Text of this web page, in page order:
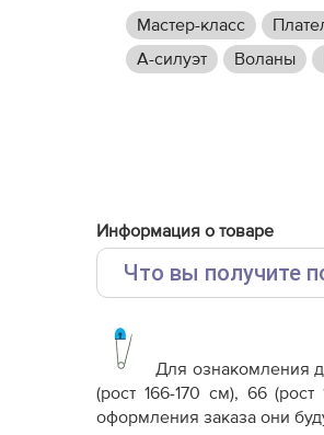
Мастер-класс
А-силуэт
Воланы
Информация о товаре
Что вы получите
Выкройка PDF для
от выбора формата
Инструкция-юбка-
Дополнительные файлы:
Для ознакомления
(рост 166-170 см), 66 (рост
оформления заказа они